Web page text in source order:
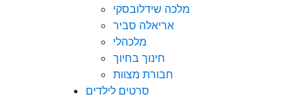
מלכה שידלובסקי
אריאלה סביר
מלכהלי
חינוך בחיוך
חבורת מצוות
סרטים לילדים